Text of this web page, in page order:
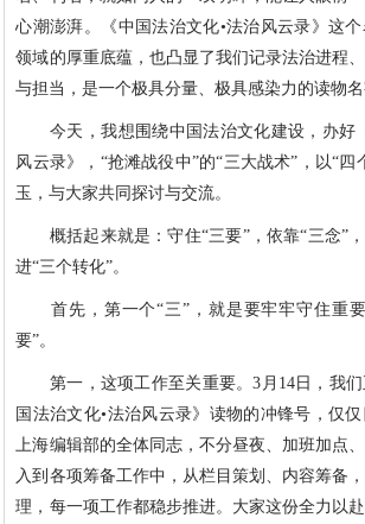
心潮澎湃。《中国法治文化•法治风云录》这
领域的厚重底蕴，也凸显了我们记录法治进程
与担当，是一个极具分量、极具感染力的读物名
今天，我想围绕中国法治文化建设，办好
风云录》，“抢滩战役中”的“三大战术”，以“四
玉，与大家共同探讨与交流。
概括起来就是：守住“三要”，依靠“三念”，
进“三个转化”。
首先，第一个“三”，就是要牢牢守住重要
要”。
第一，这项工作至关重要。3月14日，我们
国法治文化•法治风云录》读物的冲锋号，仅
上海编辑部的全体同志，不分昼夜、加班加点
入到各项筹备工作中，从栏目策划、内容筹备
理，每一项工作都稳步推进。大家这份全力以